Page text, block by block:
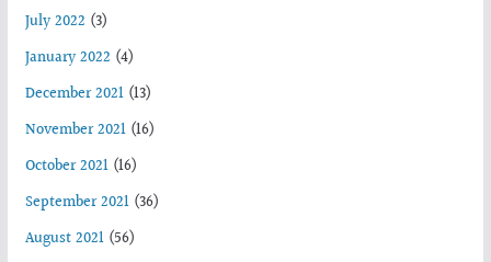
July 2022 (3)
January 2022 (4)
December 2021(13)
November 2021(16)
October 2021(16)
September 2021(36)
August 2021(56)